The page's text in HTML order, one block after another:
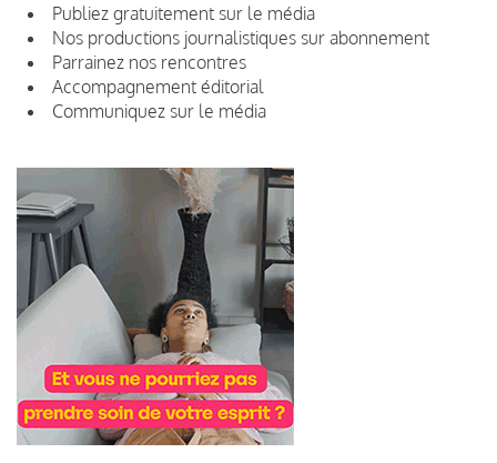
Publiez gratuitement sur le média
Nos productions journalistiques sur abonnement
Parrainez nos rencontres
Accompagnement éditorial
Communiquez sur le média